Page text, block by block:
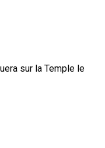
sur la Temple le